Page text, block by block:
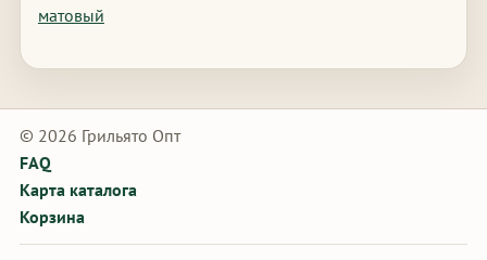
матовый
© 2026 Грильято Опт
FAQ
Карта каталога
Корзина